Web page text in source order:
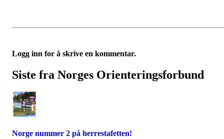
Logg inn for å skrive en kommentar.
Siste fra Norges Orienteringsforbund
Norge nummer 2 på herrestafetten!